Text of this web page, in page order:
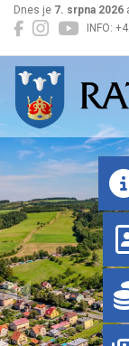
INFO:
Dnes je 7. srpna 2026
Ratiboř